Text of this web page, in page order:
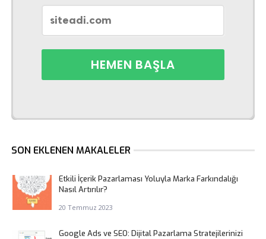
SON EKLENEN MAKALELER
Etkili İçerik Pazarlaması Yoluyla Marka Farkındalığı
Nasıl Artırılır?
20 Temmuz 2023
Google Ads ve SEO: Dijital Pazarlama Stratejilerinizi